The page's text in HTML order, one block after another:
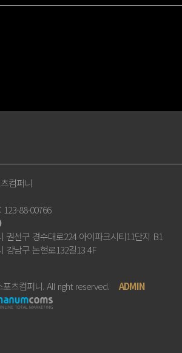
컴퍼니
: 123-88-00766
권선구 경수대로224 아이파크시티11단지 B1
강남구 논현로132길13 4F
포츠컴퍼니. All right reserved. ADMIN